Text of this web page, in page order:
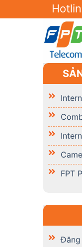
to
FPT
Đăng